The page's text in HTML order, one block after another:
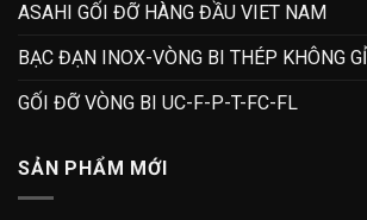
ASAHI GỐI ĐỠ HÀNG ĐẦU VIET NAM
BẠC ĐẠN INOX-VÒNG BI THÉP KHÔNG GỈ
GỐI ĐỠ VÒNG BI UC-F-P-T-FC-FL
SẢN PHẨM MỚI